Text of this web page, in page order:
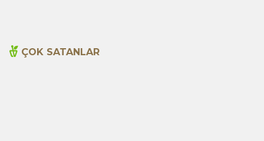
ÇOK SATANLAR